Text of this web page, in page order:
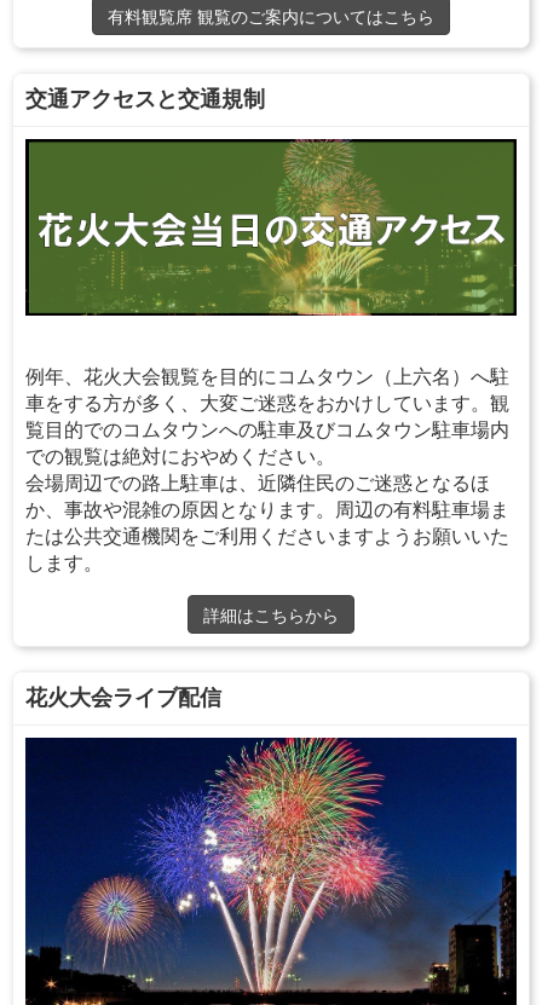
有料観覧席 観覧のご案内についてはこちら
交通アクセスと交通規制
例年、花火大会観覧を目的にコムタウン（上六名）へ駐
車をする方が多く、大変ご迷惑をおかけしています。観
覧目的でのコムタウンへの駐車及びコムタウン駐車場内
での観覧は絶対におやめください。
会場周辺での路上駐車は、近隣住民のご迷惑となるほ
か、事故や混雑の原因となります。周辺の有料駐車場ま
たは公共交通機関をご利用くださいますようお願いいた
します。
詳細はこちらから
花火大会ライブ配信